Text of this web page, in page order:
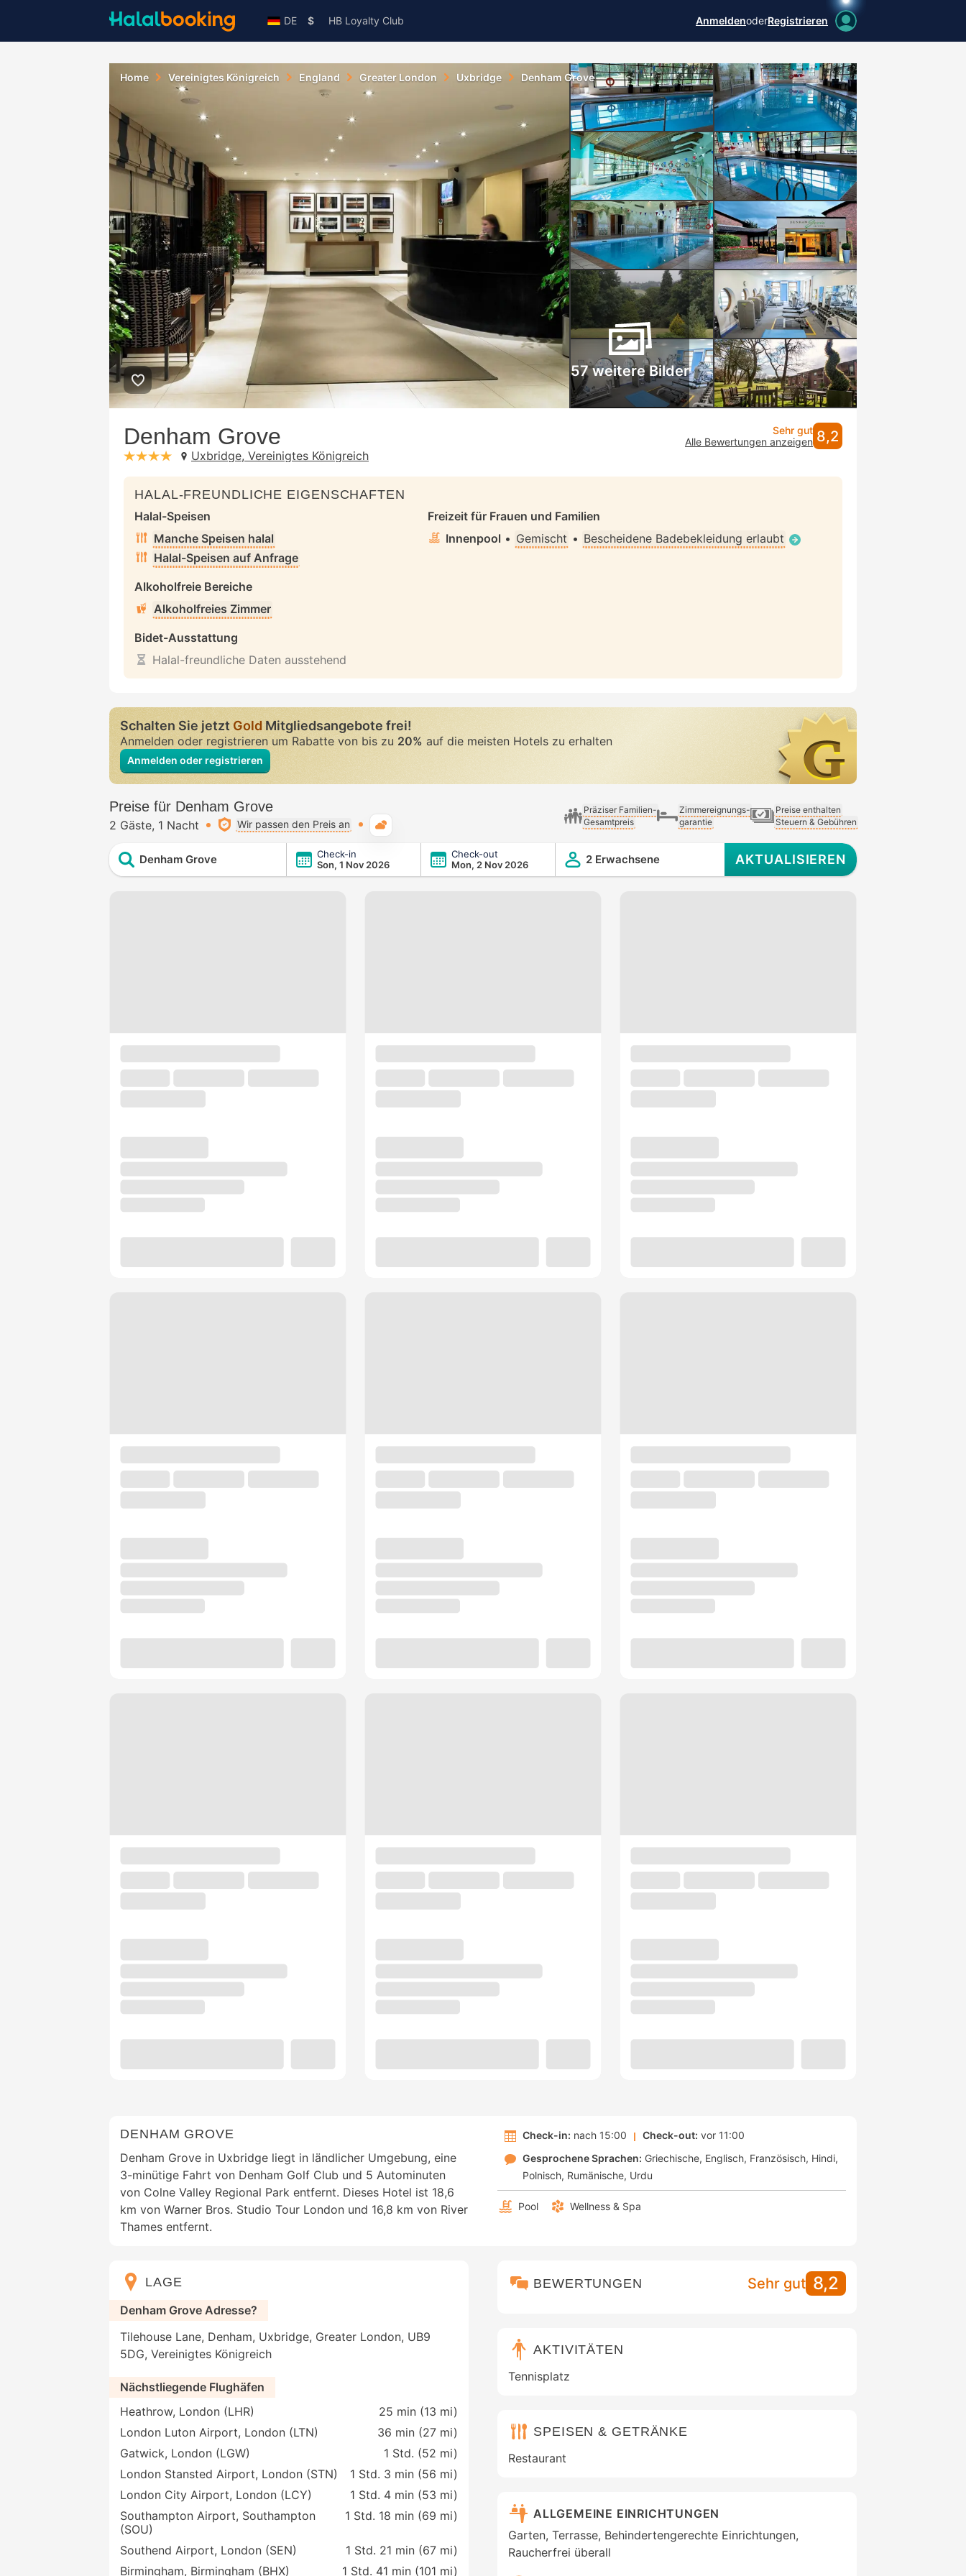
DE $ HB Loyalty Club AnmeldenoderRegistrieren
Home Vereinigtes Königreich England Greater London Uxbridge Denham Grove
57 weitere Bilder
Denham Grove
stars: 4Uxbridge, Vereinigtes Königreich
Sehr gut
Alle Bewertungen anzeigen 8,2
HALAL-FREUNDLICHE EIGENSCHAFTEN
Halal-Speisen
Manche Speisen halal
Halal-Speisen auf Anfrage
Alkoholfreie Bereiche
Alkoholfreies Zimmer
Bidet-Ausstattung
Halal-freundliche Daten ausstehend
Freizeit für Frauen und Familien
Innenpool • Gemischt • Bescheidene Badebekleidung erlaubt
Schalten Sie jetztGold Mitgliedsangebote frei!
Anmelden oder registrieren um Rabatte von bis zu 20%auf die meisten Hotels zu erhalten
Anmelden oder registrieren
Preise für Denham Grove
2 Gäste 1 Nacht Wir passen den Preis an
Präziser Familien-
Gesamtpreis
Zimmereignungs-
garantie
Preise enthalten
Steuern & Gebühren
Denham Grove
Check-in
Son, 1 Nov 2026
Check-out
Mon, 2 Nov 2026
2 Erwachsene AKTUALISIEREN
DENHAM GROVE
Denham Grove in Uxbridge liegt in ländlicher Umgebung, eine
3-minütige Fahrt von Denham Golf Club und 5 Autominuten
von Colne Valley Regional Park entfernt. Dieses Hotel ist 18,6
km von Warner Bros. Studio Tour London und 16,8 km von River
Thames entfernt.
Check-in: nach 15:00 Check-out: vor 11:00
Gesprochene Sprachen: Griechische Englisch Französisch Hindi
Polnisch Rumänische Urdu
Pool Wellness & Spa
LAGE
Denham Grove Adresse?
Tilehouse Lane, Denham, Uxbridge, Greater London, UB9
5DG, Vereinigtes Königreich
Nächstliegende Flughäfen
Heathrow, London (LHR)
25 min (13 mi)
London Luton Airport, London (LTN)
36 min (27 mi)
Gatwick, London (LGW)
1 Std. (52 mi)
London Stansted Airport, London (STN)
1 Std. 3 min (56 mi)
London City Airport, London (LCY)
1 Std. 4 min (53 mi)
Southampton Airport, Southampton
(SOU)
1 Std. 18 min (69 mi)
Southend Airport, London (SEN) 1 Std. 21 min (67 mi)
Birmingham, Birmingham (BHX)
1 Std. 41 min (101 mi)
BEWERTUNGEN Sehr gut 8,2
AKTIVITÄTEN
Tennisplatz
SPEISEN & GETRÄNKE
Restaurant
ALLGEMEINE EINRICHTUNGEN
Garten, Terrasse, Behindertengerechte Einrichtungen,
Raucherfrei überall